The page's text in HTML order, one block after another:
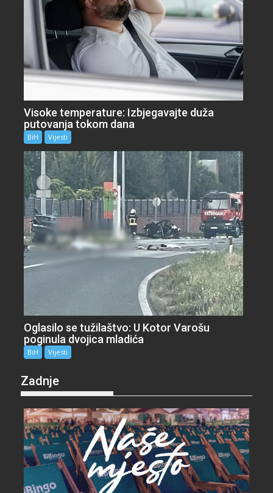
Visoke temperature: Izbjegavajte duža
putovanja tokom dana
BiH Vijesti
Oglasilo se tužilaštvo: U Kotor Varošu
poginula dvojica mladića
BiH Vijesti
Zadnje